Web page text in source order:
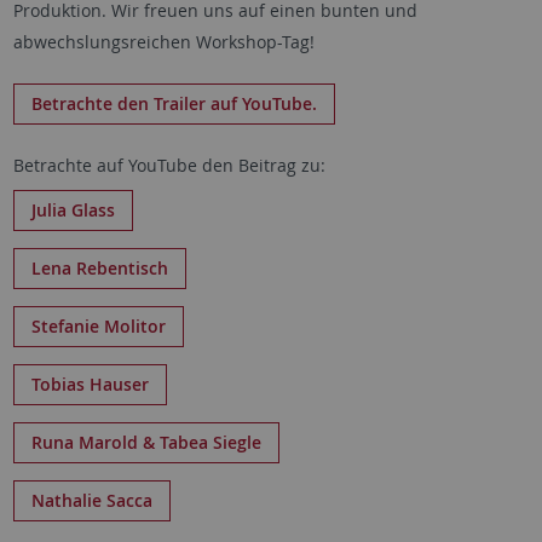
Produktion. Wir freuen uns auf einen bunten und
abwechslungsreichen Workshop-Tag!
Betrachte den Trailer auf YouTube.
Betrachte auf YouTube den Beitrag zu:
Julia Glass
Lena Rebentisch
Stefanie Molitor
Tobias Hauser
Runa Marold & Tabea Siegle
Nathalie Sacca